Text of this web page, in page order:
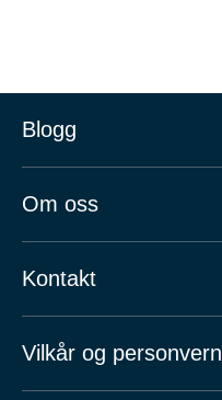
Blogg
Om oss
Kontakt
Vilkår og personvern